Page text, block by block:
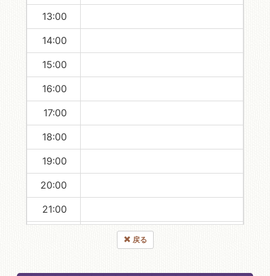
13:00
14:00
15:00
16:00
17:00
18:00
19:00
20:00
21:00
戻る